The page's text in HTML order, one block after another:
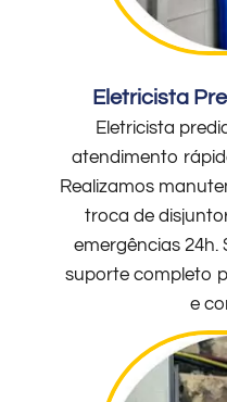
Eletricista
Eletricista
atendimento
Realizamos
troca de
emergências 24h.
suporte completo
e